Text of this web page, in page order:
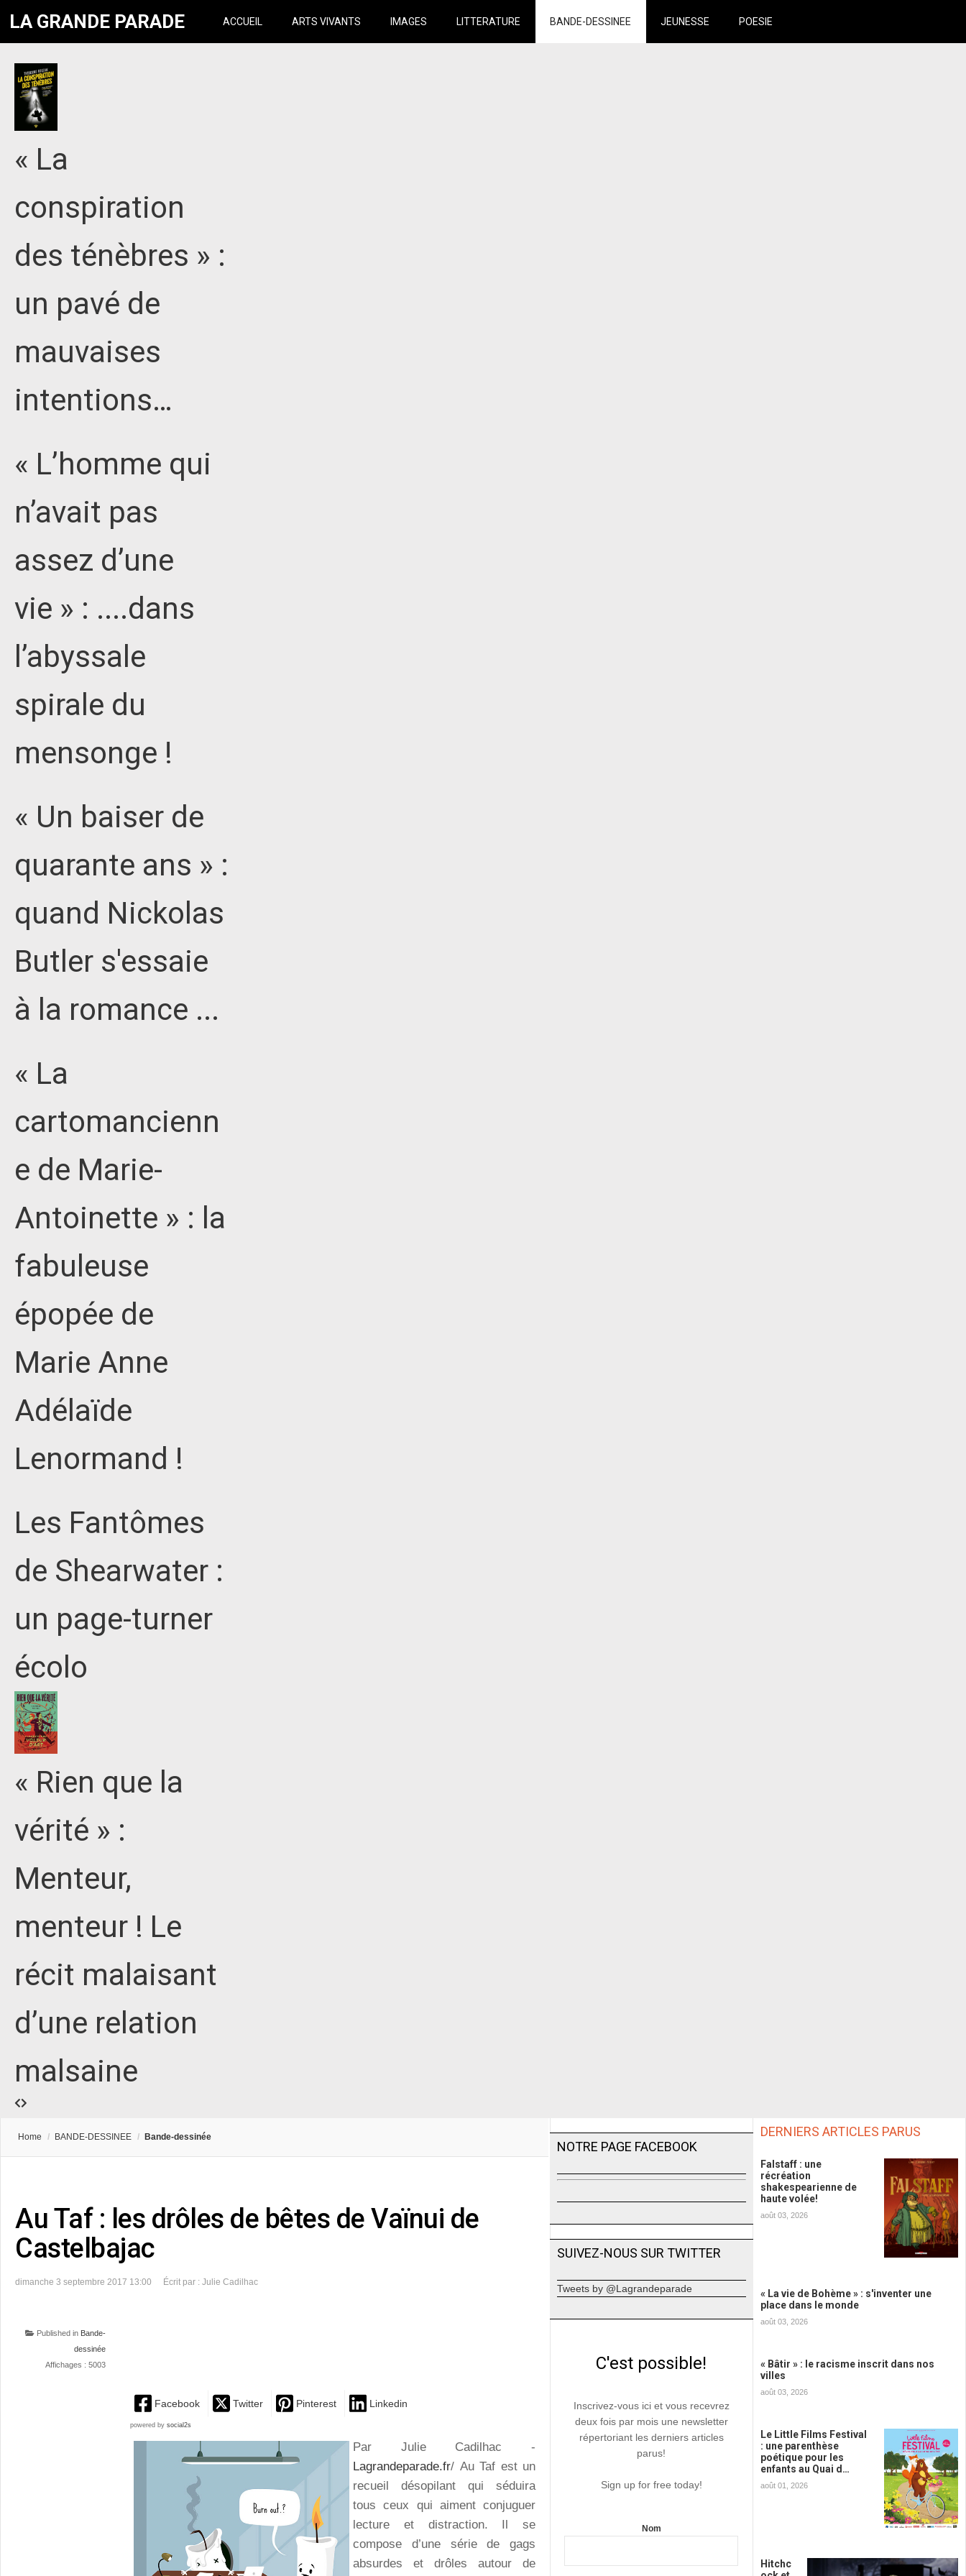
LA GRANDE PARADE ACCUEIL ARTS VIVANTS IMAGES LITTERATURE BANDE-DESSINEE JEUNESSE POESIE
« La
conspiration
des ténèbres » :
un pavé de
mauvaises
intentions…
« L’homme qui
n’avait pas
assez d’une
vie » : ....dans
l’abyssale
spirale du
mensonge !
« Un baiser de
quarante ans » :
quand Nickolas
Butler s'essaie
à la romance ...
« La
cartomancienn
e de Marie-
Antoinette » : la
fabuleuse
épopée de
Marie Anne
Adélaïde
Lenormand !
Les Fantômes
de Shearwater :
un page-turner
écolo
« Rien que la
vérité » :
Menteur,
menteur ! Le
récit malaisant
d’une relation
malsaine
Home / BANDE-DESSINEE / Bande-dessinée
Au Taf : les drôles de bêtes de Vaïnui de
Castelbajac
dimanche 3 septembre 2017 13:00 Écrit par : Julie Cadilhac
Published in Bande-
dessinée
Affichages : 5003
Facebook Twitter Pinterest Linkedin
powered by social2s
Par Julie Cadilhac -
Lagrandeparade.fr/ Au Taf est un
recueil désopilant qui séduira
tous ceux qui aiment conjuguer
lecture et distraction. Il se
compose d’une série de gags
absurdes et drôles autour de
NOTRE PAGE FACEBOOK
SUIVEZ-NOUS SUR TWITTER
Tweets by @Lagrandeparade
C'est possible!
Inscrivez-vous ici et vous recevrez
deux fois par mois une newsletter
répertoriant les derniers articles
parus!
Sign up for free today!
Nom
DERNIERS ARTICLES PARUS
Falstaff : une
récréation
shakespearienne de
haute volée!
août 03, 2026
« La vie de Bohème » : s'inventer une
place dans le monde
août 03, 2026
« Bâtir » : le racisme inscrit dans nos
villes
août 03, 2026
Le Little Films Festival
: une parenthèse
poétique pour les
enfants au Quai d…
août 01, 2026
Hitchc